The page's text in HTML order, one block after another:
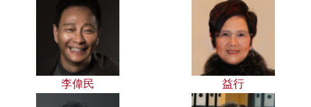
李偉民 益行